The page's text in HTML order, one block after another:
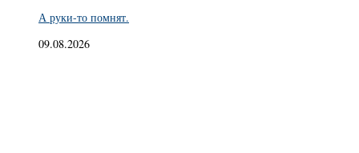
А руки-то помнят.
09.08.2026